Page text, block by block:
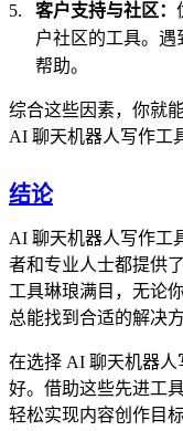
客户支持与社区：
户社区的工具。
帮助。
综合这些因素，你就
AI 聊天机器人写作工
结论
AI 聊天机器人写作工
者和专业人士都提供
工具琳琅满目，无论
总能找到合适的解决方
在选择 AI 聊天机器
好。借助这些先进工
轻松实现内容创作目